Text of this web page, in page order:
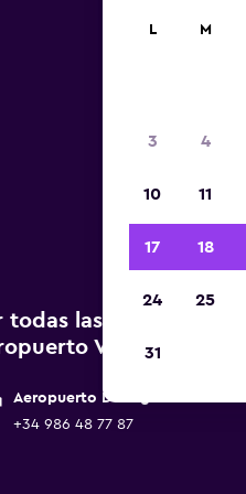
A
todas las agencias de
Vigo
Aeropuerto De Vigo
+34 986 48 77 87
L M
3 4
10 11
17 18
24 25
31